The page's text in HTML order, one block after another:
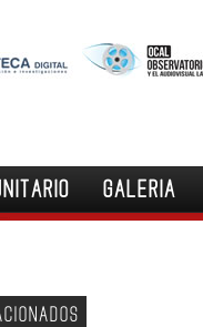
GALERIA